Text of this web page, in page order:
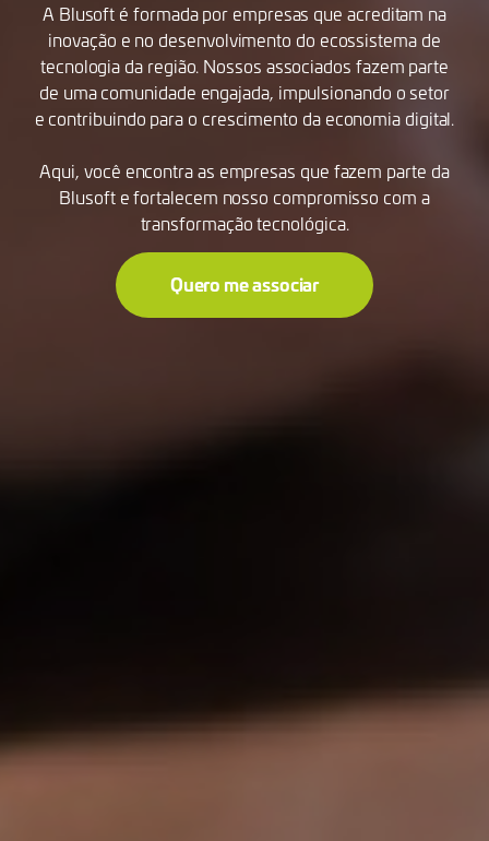
A Blusoft é formada por empresas que acreditam na
inovação e no desenvolvimento do ecossistema de
tecnologia da região. Nossos associados fazem parte
de uma comunidade engajada, impulsionando o setor
e contribuindo para o crescimento da economia digital.
Aqui, você encontra as empresas que fazem parte da
Blusoft e fortalecem nosso compromisso com a
transformação tecnológica.
Quero me associar